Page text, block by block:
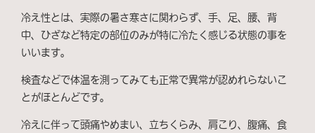
冷え性とは、実際の暑さ寒さに関わらず、手、足、腰、背
中、ひざなど特定の部位のみが特に冷たく感じる状態の事を
いいます。
検査などで体温を測ってみても正常で異常が認めれらないこ
とがほとんどです。
冷えに伴って頭痛やめまい、立ちくらみ、肩こり、腹痛、食